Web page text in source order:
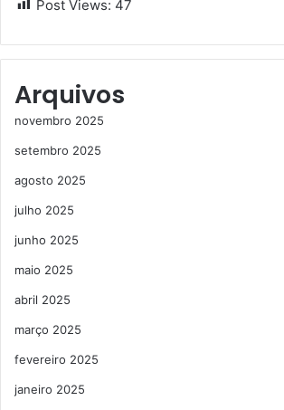
Post Views: 47
Arquivos
novembro 2025
setembro 2025
agosto 2025
julho 2025
junho 2025
maio 2025
abril 2025
março 2025
fevereiro 2025
janeiro 2025